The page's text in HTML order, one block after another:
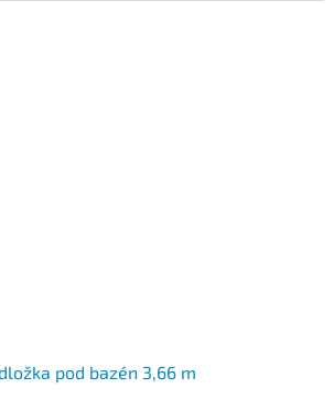
pod bazén 3,66 m